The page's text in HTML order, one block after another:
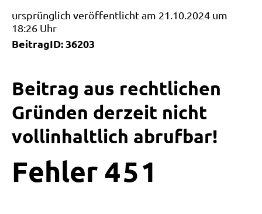
ursprünglich veröffentlicht am 21.10.2024 um
18:26 Uhr
BeitragID: 36203
Beitrag aus rechtlichen
Gründen derzeit nicht
vollinhaltlich abrufbar!
Fehler 4 5 1